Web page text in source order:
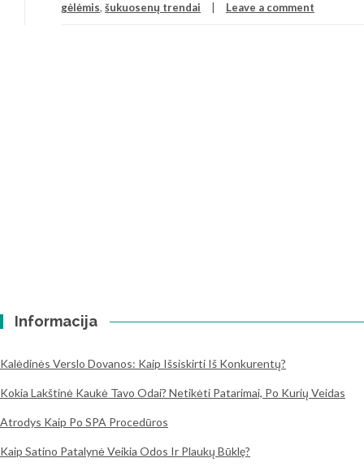
gėlėmis, šukuosenų trendai Leave a comment
Informacija
Kalėdinės Verslo Dovanos: Kaip Išsiskirti Iš Konkurentų?
Kokia Lakštinė Kaukė Tavo Odai? Netikėti Patarimai, Po Kurių Veidas
Atrodys Kaip Po SPA Procedūros
Kaip Satino Patalynė Veikia Odos Ir Plaukų Būklę?